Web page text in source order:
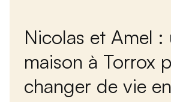
Nicolas et Amel :
maison à Torrox
changer de vie en